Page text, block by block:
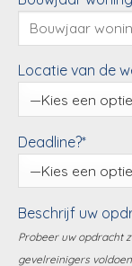
Locatie van de
Deadline?*
Beschrijf uw
Probeer uw opdracht
gevelreinigers